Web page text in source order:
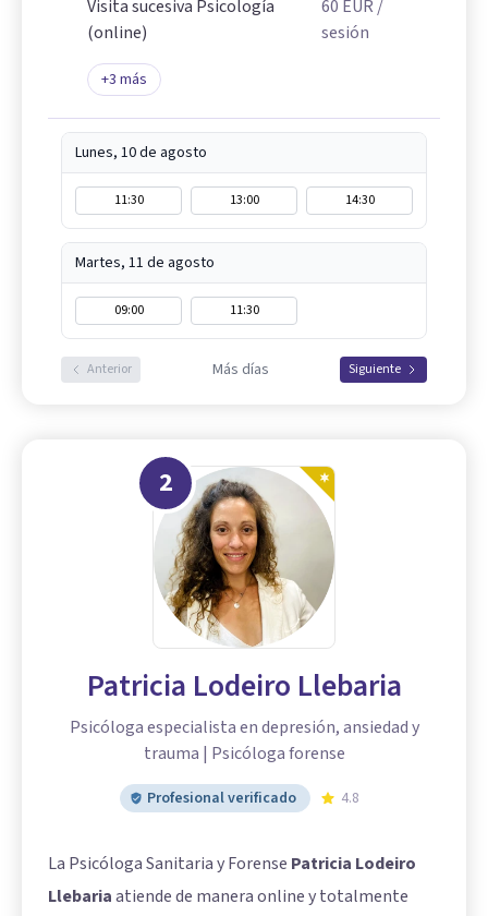
Visita sucesiva Psicología
(online)
60 EUR /
sesión
+3 más
Lunes, 10 de agosto
11:30 13:00 14:30
Martes, 11 de agosto
09:00 11:30
Anterior Más días Siguiente
2
Patricia Lodeiro Llebaria
Psicóloga especialista en depresión, ansiedad y
trauma | Psicóloga forense
Profesional verificado 4.8
La Psicóloga Sanitaria y Forense Patricia Lodeiro
Llebariaatiende de manera online y totalmente